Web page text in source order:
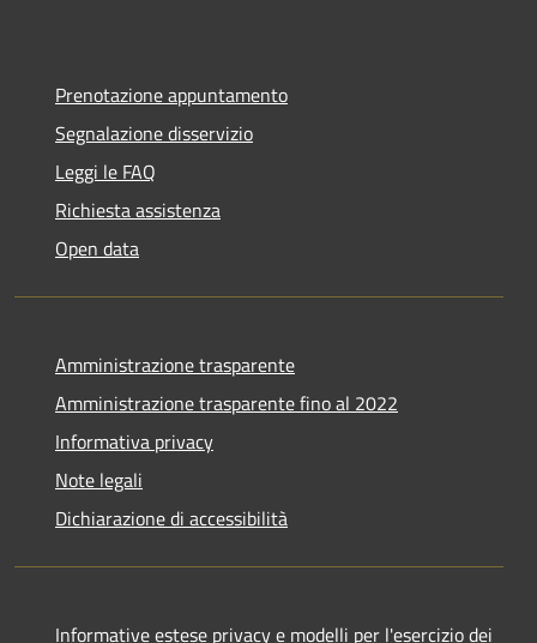
Prenotazione appuntamento
Segnalazione disservizio
Leggi le FAQ
Richiesta assistenza
Open data
Amministrazione trasparente
Amministrazione trasparente fino al 2022
Informativa privacy
Note legali
Dichiarazione di accessibilità
Informative estese privacy e modelli per l'esercizio dei